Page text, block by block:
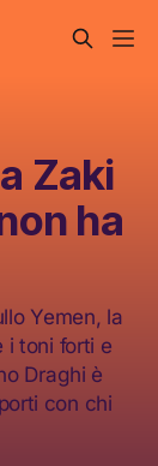
Zaki
ha
Yemen, la
i toni forti e
Draghi è
con chi